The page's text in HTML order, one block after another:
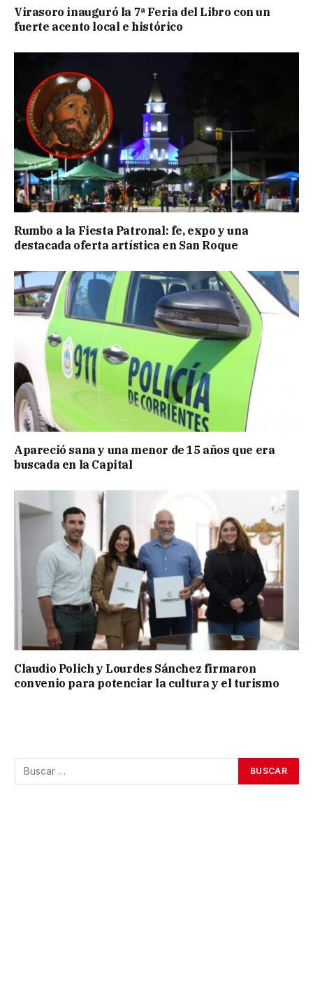
Virasoro inauguró la 7ª Feria del Libro con un
fuerte acento local e histórico
Rumbo a la Fiesta Patronal: fe, expo y una
destacada oferta artística en San Roque
Apareció sana y una menor de 15 años que era
buscada en la Capital
Claudio Polich y Lourdes Sánchez firmaron
convenio para potenciar la cultura y el turismo